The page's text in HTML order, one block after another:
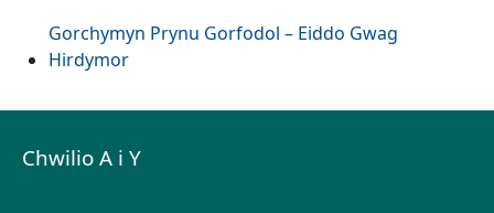
Gorchymyn Prynu Gorfodol – Eiddo Gwag
Hirdymor
Chwilio A i Y